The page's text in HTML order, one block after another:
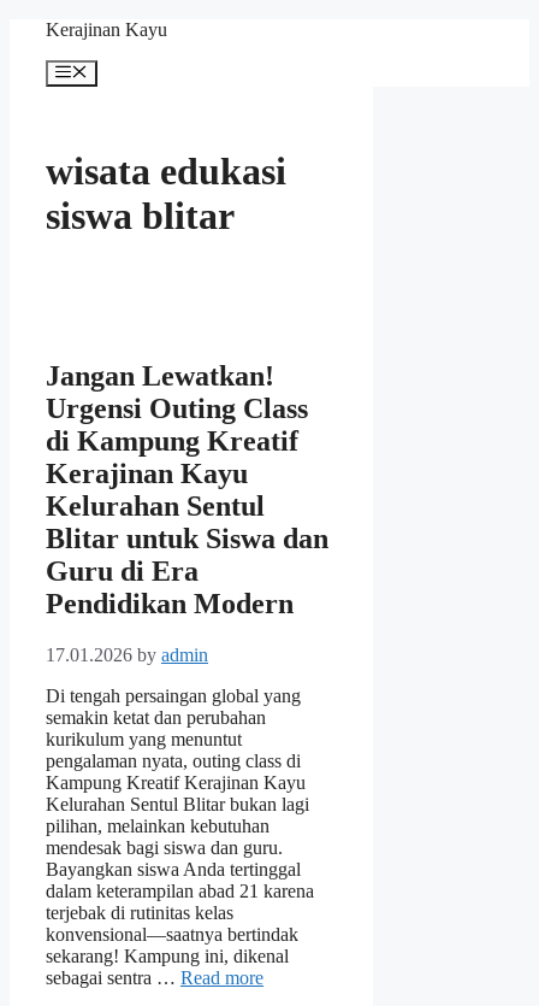
content
Kerajinan Kayu
Menu
wisata edukasi
siswa blitar
Jangan Lewatkan!
Urgensi Outing Class
di Kampung Kreatif
Kerajinan Kayu
Kelurahan Sentul
Blitar untuk Siswa dan
Guru di Era
Pendidikan Modern
17.01.2026 by admin
Di tengah persaingan global yang
semakin ketat dan perubahan
kurikulum yang menuntut
pengalaman nyata, outing class di
Kampung Kreatif Kerajinan Kayu
Kelurahan Sentul Blitar bukan lagi
pilihan, melainkan kebutuhan
mendesak bagi siswa dan guru.
Bayangkan siswa Anda tertinggal
dalam keterampilan abad 21 karena
terjebak di rutinitas kelas
konvensional—saatnya bertindak
sekarang! Kampung ini, dikenal
sebagai sentra … Read more